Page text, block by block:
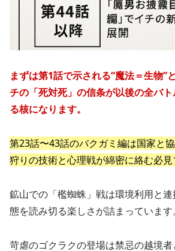
まずは第1話で示される“魔法＝生物”
チの「死対死」の信条が以後の全バ
る核になります。
第23話〜43話のバクガミ編は国家と
狩りの技術と心理戦が綿密に絡む必見
鉱山での「檻蜘蛛」戦は環境利用と
態を読み切る楽しさが詰まっています。
苛虐のゴクラクの登場は禁忌の越境